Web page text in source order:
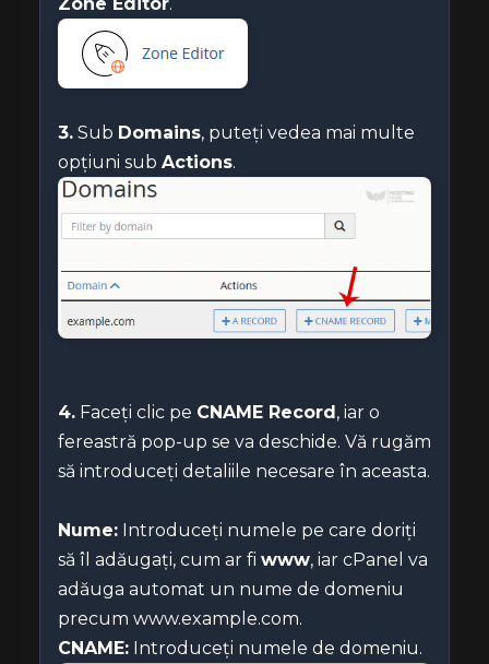
3. Sub Domains, puteți vedea mai multe
opțiuni sub Actions.
4. Faceți clic pe CNAME Record, iar o
fereastră pop-up se va deschide. Vă rugăm
să introduceți detaliile necesare în aceasta.
Nume: Introduceți numele pe care doriți
să îl adăugați, cum ar fi www, iar cPanel va
adăuga automat un nume de domeniu
precum www.example.com.
CNAME: Introduceți numele de domeniu.